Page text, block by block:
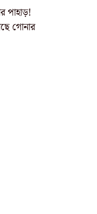
পাহাড়!
গোনার